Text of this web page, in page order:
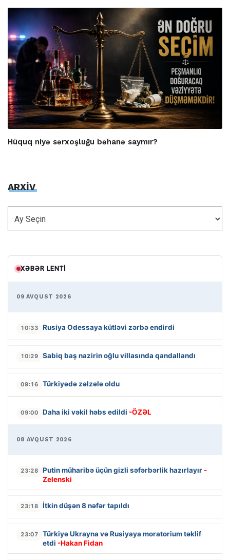
Hüquq niyə sərxoşluğu bəhanə saymır?
ARXİV
ARXİV
XƏBƏR LENTI
09 AVQUST 2026
10:33 Rusiya Odessaya kütləvi zərbə endirdi
10:29 Sabiq baş nazirin oğlu villasında qandallandı
09:16 Türkiyədə zəlzələ oldu
09:00 Daha iki vəkil həbs edildi -ÖZƏL
08 AVQUST 2026
23:28 Putin müharibə üçün gizli səfərbərlik hazırlayır -
Zelenski
23:18 İtkin düşən 8 nəfər tapıldı
23:07
Türkiyə Ukrayna və Rusiyaya moratorium təklif
etdi -Hakan Fidan